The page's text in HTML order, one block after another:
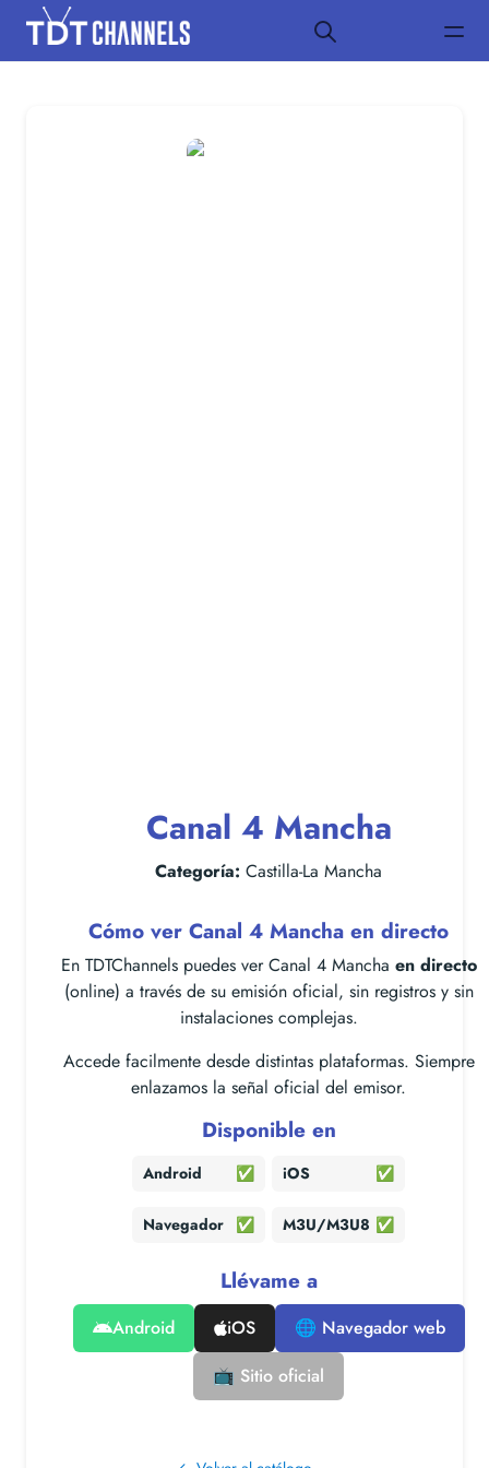
Canal 4 Mancha
Categoría: Castilla-La Mancha
Cómo ver Canal 4 Mancha en directo
En TDTChannels puedes ver Canal 4 Mancha en directo
(online) a través de su emisión oficial, sin registros y sin
instalaciones complejas.
Accede facilmente desde distintas plataformas. Siempre
enlazamos la señal oficial del emisor.
Disponible en
Android ✅ iOS ✅
Navegador ✅ M3U/M3U8 ✅
Llévame a
Android iOS
🌐 Navegador web
📺 Sitio oficial